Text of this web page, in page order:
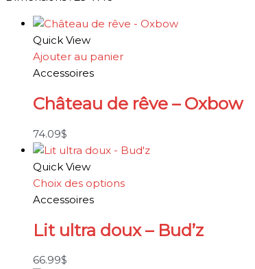
Quick View
Ajouter au panier
Accessoires
Château de rêve – Oxbow
74.09$
Quick View
Choix des options
Accessoires
Lit ultra doux – Bud’z
66.99$